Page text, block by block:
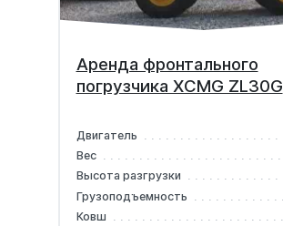
Аренда фронтального
погрузчика XCMG ZL30G
Двигатель
Вес
Высота разгрузки
Грузоподъемность
Ковш